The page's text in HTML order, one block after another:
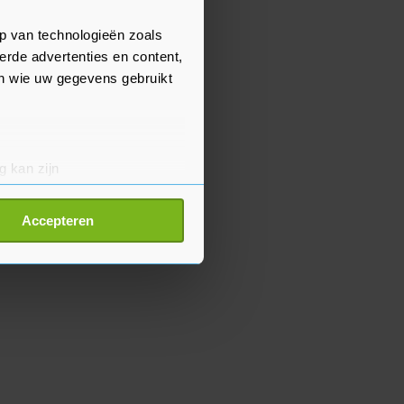
van technologieën zoals
advertenties en content,
wie uw gegevens gebruikt
kan zijn
detailgedeelte
Accepteren